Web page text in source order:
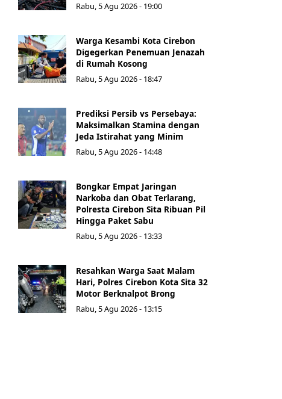
Rabu, 5 Agu 2026 - 19:00
Warga Kesambi Kota Cirebon
Digegerkan Penemuan Jenazah
di Rumah Kosong
Rabu, 5 Agu 2026 - 18:47
Prediksi Persib vs Persebaya:
Maksimalkan Stamina dengan
Jeda Istirahat yang Minim
Rabu, 5 Agu 2026 - 14:48
Bongkar Empat Jaringan
Narkoba dan Obat Terlarang,
Polresta Cirebon Sita Ribuan Pil
Hingga Paket Sabu
Rabu, 5 Agu 2026 - 13:33
Resahkan Warga Saat Malam
Hari, Polres Cirebon Kota Sita 32
Motor Berknalpot Brong
Rabu, 5 Agu 2026 - 13:15